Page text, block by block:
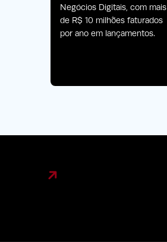
Negócios Digitais, com mais
de R$ 10 milhões faturados
por ano em lançamentos.